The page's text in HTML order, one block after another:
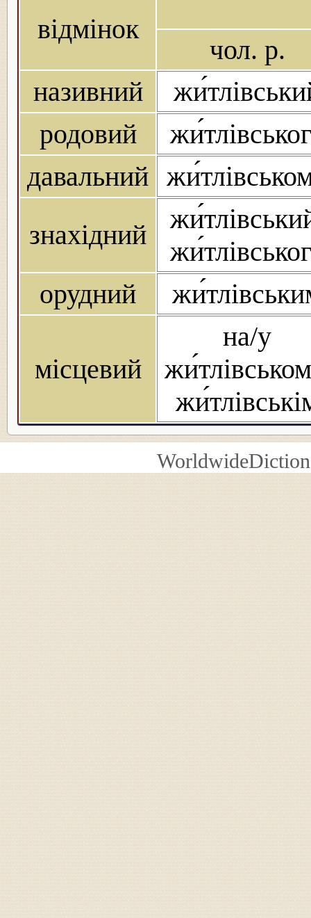
відмінок
чол. р.
називний
родовий
давальний
знахідний
орудний
місцевий
на/у